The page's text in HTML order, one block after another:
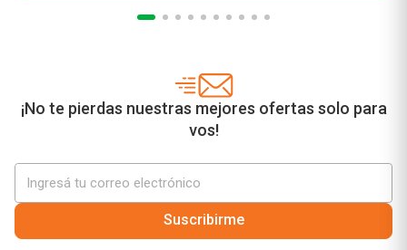
¡No te pierdas nuestras mejores ofertas solo para
vos!
Suscribirme